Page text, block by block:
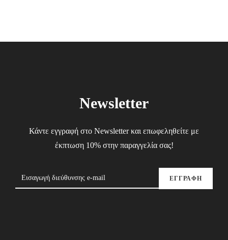
Newsletter
Κάντε εγγραφή στο Newsletter και επωφεληθείτε με
έκπτωση 10% στην παραγγελία σας!
ΕΓΓΡΑΦΗ